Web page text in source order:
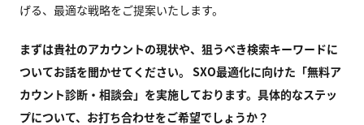
げる、最適な戦略をご提案いたします。
まずは貴社のアカウントの現状や、狙うべき検索キーワードに
ついてお話を聞かせてください。 SXO最適化に向けた「無料ア
カウント診断・相談会」を実施しております。具体的なステッ
プについて、お打ち合わせをご希望でしょうか？